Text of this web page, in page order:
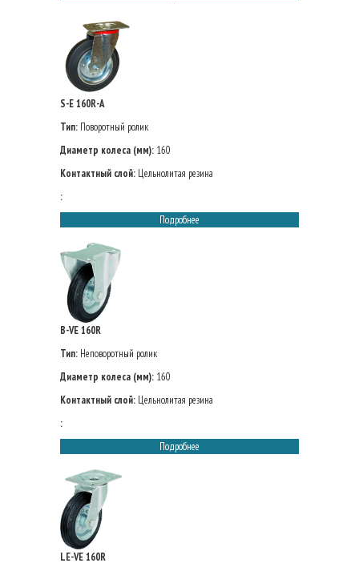
S-E 160R-A
Тип: Поворотный ролик
Диаметр колеса (мм): 160
Контактный слой: Цельнолитая резина
:
Подробнее
B-VE 160R
Тип: Неповоротный ролик
Диаметр колеса (мм): 160
Контактный слой: Цельнолитая резина
:
Подробнее
LE-VE 160R